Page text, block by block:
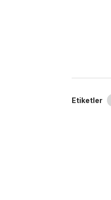
Etiketler